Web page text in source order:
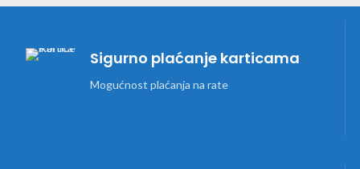
Sigurno plaćanje karticama
Mogućnost plaćanja na rate